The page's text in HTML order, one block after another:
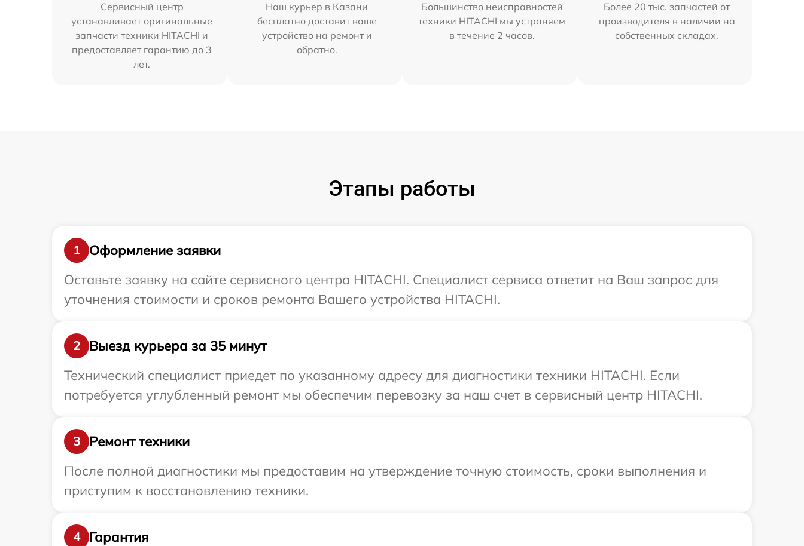
Сервисный центр
устанавливает оригинальные
запчасти техники HITACHI и
предоставляет гарантию до 3
лет.
Наш курьер в Казани
бесплатно доставит ваше
устройство на ремонт и
обратно.
Большинство неисправностей
техники HITACHI мы устраняем
в течение 2 часов.
Более 20 тыс. запчастей от
производителя в наличии на
собственных складах.
Этапы работы
1
Оформление заявки
Оставьте заявку на сайте сервисного центра HITACHI. Специалист сервиса ответит на Ваш запрос для
уточнения стоимости и сроков ремонта Вашего устройства HITACHI.
2
Выезд курьера за 35 минут
Технический специалист приедет по указанному адресу для диагностики техники HITACHI. Если
потребуется углубленный ремонт мы обеспечим перевозку за наш счет в сервисный центр HITACHI.
3
Ремонт техники
После полной диагностики мы предоставим на утверждение точную стоимость, сроки выполнения и
приступим к восстановлению техники.
4
Гарантия